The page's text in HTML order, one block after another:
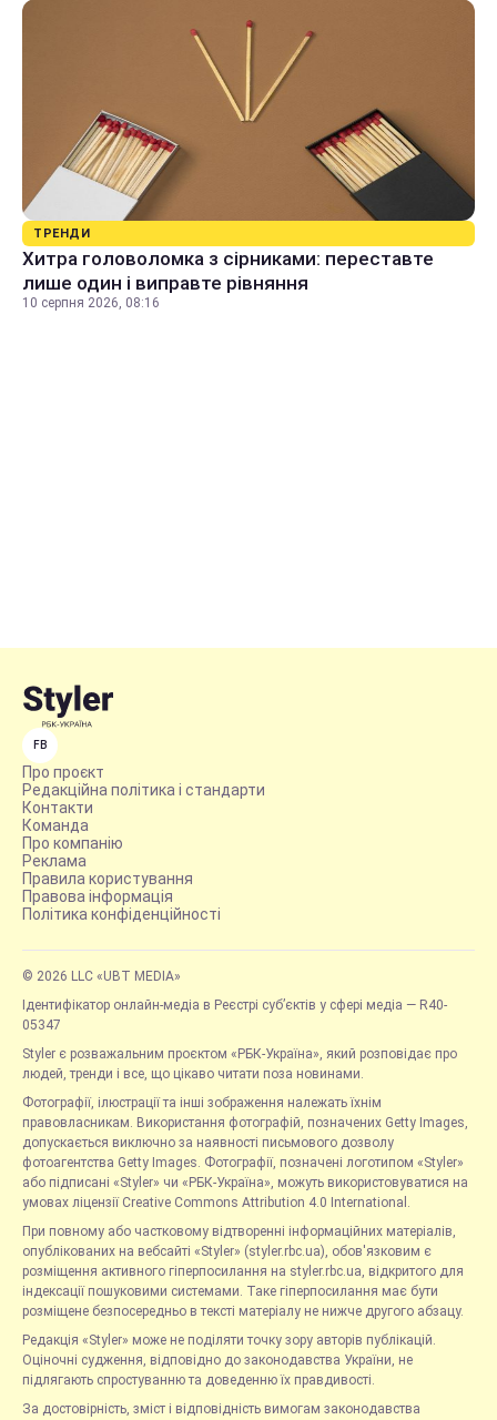
ТРЕНДИ
Хитра головоломка з сірниками: переставте
лише один і виправте рівняння
10 серпня 2026, 08:16
FB
Про проєкт
Редакційна політика і стандарти
Контакти
Команда
Про компанію
Реклама
Правила користування
Правова інформація
Політика конфіденційності
© 2026 LLC «UBT MEDIA»
Ідентифікатор онлайн-медіа в Реєстрі суб’єктів у сфері медіа — R40-
05347
Styler є розважальним проєктом «РБК-Україна», який розповідає про
людей, тренди і все, що цікаво читати поза новинами.
Фотографії, ілюстрації та інші зображення належать їхнім
правовласникам. Використання фотографій, позначених Getty Images,
допускається виключно за наявності письмового дозволу
фотоагентства Getty Images. Фотографії, позначені логотипом «Styler»
або підписані «Styler» чи «РБК-Україна», можуть використовуватися на
умовах ліцензії Creative Commons Attribution 4.0 International.
При повному або частковому відтворенні інформаційних матеріалів,
опублікованих на вебсайті «Styler» (styler.rbc.ua), обов'язковим є
розміщення активного гіперпосилання на styler.rbc.ua, відкритого для
індексації пошуковими системами. Таке гіперпосилання має бути
розміщене безпосередньо в тексті матеріалу не нижче другого абзацу.
Редакція «Styler» може не поділяти точку зору авторів публікацій.
Оціночні судження, відповідно до законодавства України, не
підлягають спростуванню та доведенню їх правдивості.
За достовірність, зміст і відповідність вимогам законодавства